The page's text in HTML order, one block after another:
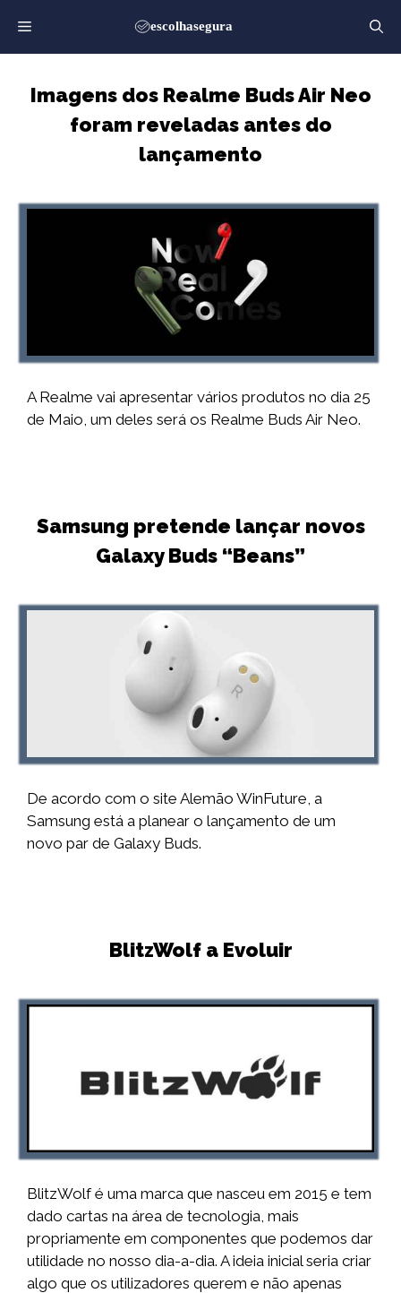
para
o
Imagens dos Realme Buds Air Neo
foram reveladas antes do
lançamento
A Realme vai apresentar vários produtos no dia 25
de Maio, um deles será os Realme Buds Air Neo.
Samsung pretende lançar novos
Galaxy Buds “Beans”
De acordo com o site Alemão WinFuture, a
Samsung está a planear o lançamento de um
novo par de Galaxy Buds.
BlitzWolf a Evoluir
BlitzWolf é uma marca que nasceu em 2015 e tem
dado cartas na área de tecnologia, mais
propriamente em componentes que podemos dar
utilidade no nosso dia-a-dia. A ideia inicial seria criar
algo que os utilizadores querem e não apenas